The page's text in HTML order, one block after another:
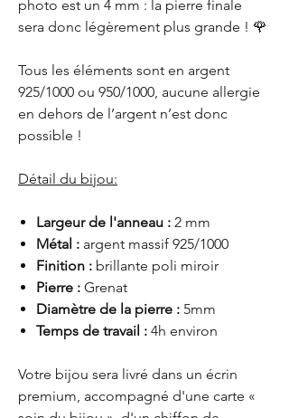
photo est un 4 mm : la pierre finale
sera donc légèrement plus grande ! 🌹
Tous les éléments sont en argent
925/1000 ou 950/1000, aucune allergie
en dehors de l’argent n’est donc
possible !
Détail du bijou:
Largeur de l'anneau : 2 mm
Métal : argent massif 925/1000
Finition : brillante poli miroir
Pierre : Grenat
Diamètre de la pierre : 5mm
Temps de travail : 4h environ
Votre bijou sera livré dans un écrin
premium, accompagné d'une carte «